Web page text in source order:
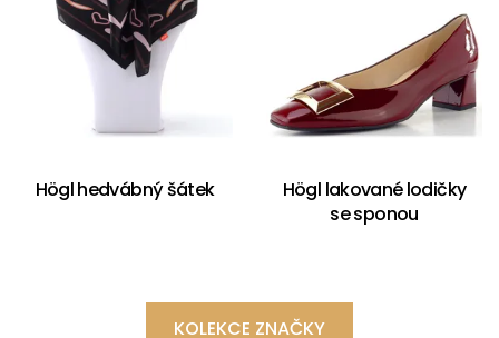
Högl hedvábný šátek
Högl lakované lodičky
se sponou
KOLEKCE ZNAČKY